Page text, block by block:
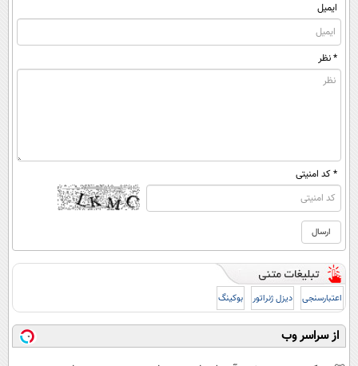
ایمیل
* نظر
* کد امنیتی
اعتبارسنجی دیزل ژنراتور بوکینگ
از سراسر وب